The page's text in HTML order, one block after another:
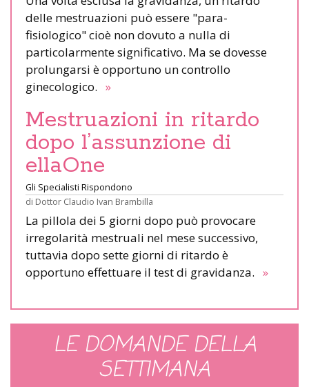
delle mestruazioni può essere "para-
fisiologico" cioè non dovuto a nulla di
particolarmente significativo. Ma se dovesse
prolungarsi è opportuno un controllo
ginecologico. »
Mestruazioni in ritardo
dopo l’assunzione di
ellaOne
Gli Specialisti Rispondono
di Dottor Claudio Ivan Brambilla
La pillola dei 5 giorni dopo può provocare
irregolarità mestruali nel mese successivo,
tuttavia dopo sette giorni di ritardo è
opportuno effettuare il test di gravidanza. »
LE DOMANDE DELLA
SETTIMANA